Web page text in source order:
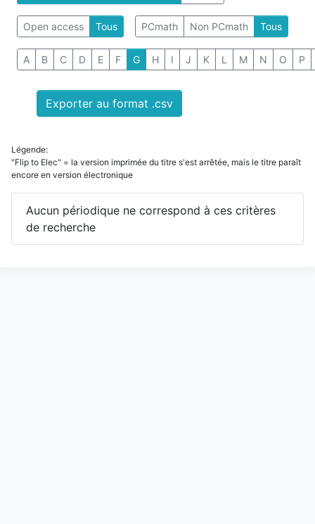
Open access Tous PCmath Non PCmath Tous
A B C D E F G H I J K L M N O P
Exporter au format .csv
Légende:
"Flip to Elec" = la version imprimée du titre s'est arrêtée, mais le titre paraît
encore en version électronique
Aucun périodique ne correspond à ces critères
de recherche